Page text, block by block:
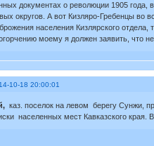
документах о революции 1905 года,
округов. А вот Кизляро-Гребенцы во
населения Кизлярского
моему я должен заявить, что не
10-18 20:00:01
каз. поселок на левом берегу Сунжи,
населенных мест Кавказского края.